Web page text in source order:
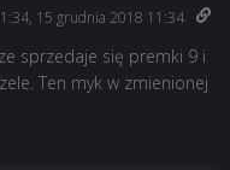
15 grudnia 2018 11:34
sprzedaje się premki 9 i
Ten myk w zmienionej